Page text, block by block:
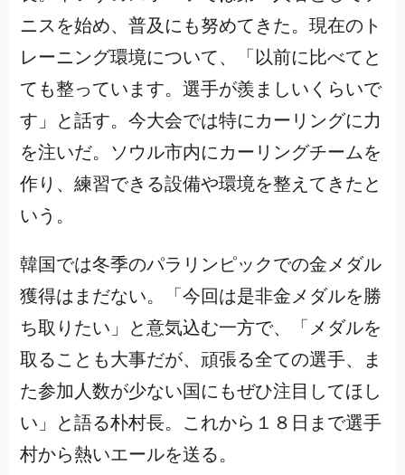
ニスを始め、普及にも努めてきた。現在のト
レーニング環境について、「以前に比べてと
ても整っています。選手が羨ましいくらいで
す」と話す。今大会では特にカーリングに力
を注いだ。ソウル市内にカーリングチームを
作り、練習できる設備や環境を整えてきたと
いう。
韓国では冬季のパラリンピックでの金メダル
獲得はまだない。「今回は是非金メダルを勝
ち取りたい」と意気込む一方で、「メダルを
取ることも大事だが、頑張る全ての選手、ま
た参加人数が少ない国にもぜひ注目してほし
い」と語る朴村長。これから１８日まで選手
村から熱いエールを送る。